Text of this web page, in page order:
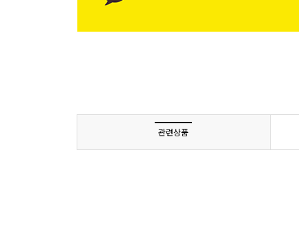
관련상품